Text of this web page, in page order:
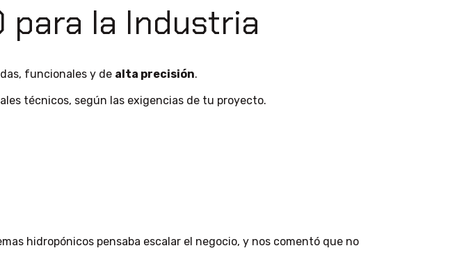
para la Industria
funcionales y de alta precisión.
técnicos, según las exigencias de tu proyecto.
hidropónicos pensaba escalar el negocio, y nos comentó que no